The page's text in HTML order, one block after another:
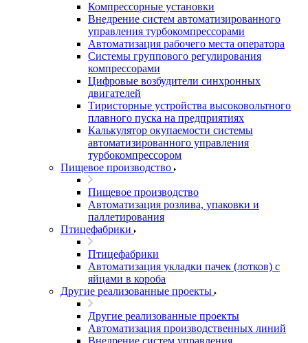
Компрессорные установки
Внедрение систем автоматизированного
управления турбокомпрессорами
Автоматизация рабочего места оператора
Системы группового регулирования
компрессорами
Цифровые возбудители синхронных
двигателей
Тиристорные устройства высоковольтного
плавного пуска на предприятиях
Калькулятор окупаемости системы
автоматизированного управления
турбокомпрессором
Пищевое производство
Пищевое производство
Автоматизация розлива, упаковки и
паллетирования
Птицефабрики
Птицефабрики
Автоматизация укладки пачек (лотков) с
яйцами в короба
Другие реализованные проекты
Другие реализованные проекты
Автоматизация производственных линий
Внедрение систем управления